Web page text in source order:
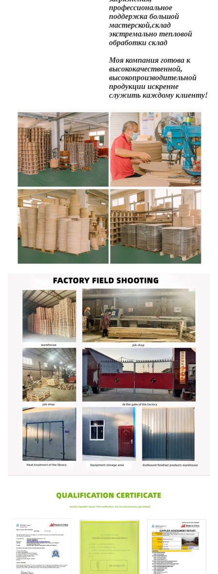
профессиональное
поддержка большой
мастерской,склад
экстремально тепловой
обработки склад
Моя компания готова к
высококачественной,
высокопроизводительной
продукции искренне
служить каждому клиенту!